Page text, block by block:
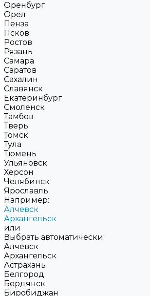
Оренбург
Орел
Пенза
Псков
Ростов
Рязань
Самара
Саратов
Сахалин
Славянск
Екатеринбург
Смоленск
Тамбов
Тверь
Томск
Тула
Тюмень
Ульяновск
Херсон
Челябинск
Ярославль
Например:
Алчевск
Архангельск
или
Выбрать автоматически
Алчевск
Архангельск
Астрахань
Белгород
Бердянск
Биробиджан